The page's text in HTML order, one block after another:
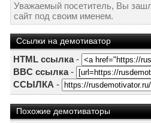
Уважаемый посетитель, Вы
сайт под своим именем.
Ссылки на демотиватор
HTML ссылка-
BBC ссылка-
ССЫЛКА -
Похожие демотиваторы